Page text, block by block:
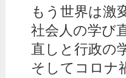
もう世界は激
社会人の学び
直しと行政の
そしてコロナ